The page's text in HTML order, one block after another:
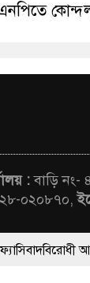
:বাড়ি নং-
০২০৮৭০,
BY
আন্দোলনে